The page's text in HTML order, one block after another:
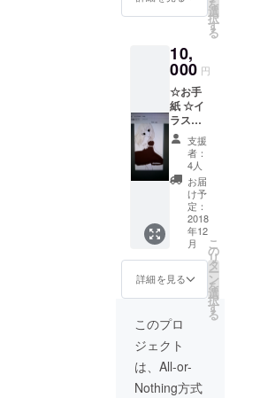
ラスト
は画像
考まで
に!! ※イ
ラスト
制作に
お時間
を頂
き、他2
つのリ
ターン
より遅
れる場
合があ
るの
だ。
を
選
択
す
る
10,
000 円
☆お手
紙 ☆イ
ラスト
（僕の
手描
き） ☆
ボイス
（ご支
援頂い
た方限
定ボイ
ス） ☆
ありが
とうな
のだ動
画 ☆そ
の他僕
から手
作りの
プレゼ
ント ※
余裕が
支援
者：
4人
お届
け予
定：
2018
年12
月
詳細を見る
こ
の
リ
タ
ー
ン
を
選
択
す
る
このプロ
ジェクト
は、All-or-
Nothing方式